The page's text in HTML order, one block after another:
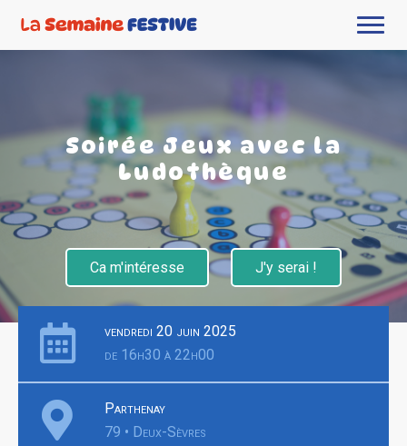
Soirée Jeux avec la
Ludothèque
Ca m'intéresse J'y serai !
vendredi 20 juin 2025
de 16h30 à 22h00
Parthenay
79 • Deux-Sèvres